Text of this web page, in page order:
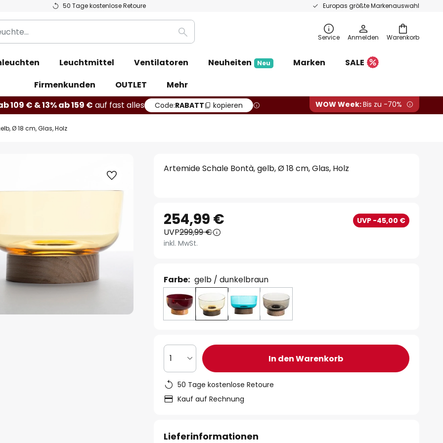
50 Tage kostenlose Retoure Europas größte Markenauswahl
Warenkorb
Suche Service Anmelden
Leuchtmittel Ventilatoren Neuheiten Neu Marken
SALE
Firmenkunden
OUTLET
Mehr
109 € & 13% ab 159 € auf fast alles Code:RABATT kopieren WOW Week:Bis zu -70%
Ø 18 cm, Glas, Holz
Artemide Schale Bontà, gelb, Ø 18 cm, Glas, Holz
254,99 € UVP -45,00 €
UVP299,99 €
inkl. MwSt.
Farbe: gelb / dunkelbraun
1 In den Warenkorb
50 Tage kostenlose Retoure
Kauf auf Rechnung
Lieferinformationen